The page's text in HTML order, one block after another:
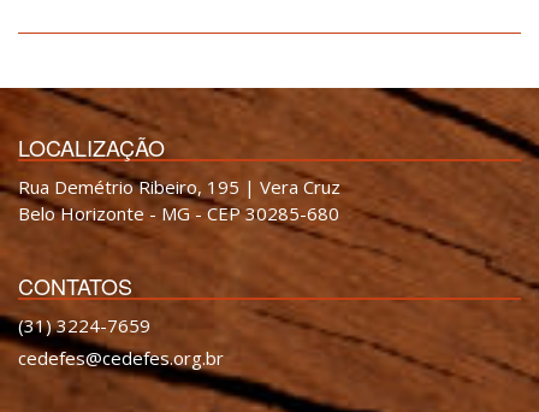
LOCALIZAÇÃO
Rua Demétrio Ribeiro, 195 | Vera Cruz
Belo Horizonte - MG - CEP 30285-680
CONTATOS
(31) 3224-7659
cedefes@cedefes.org.br